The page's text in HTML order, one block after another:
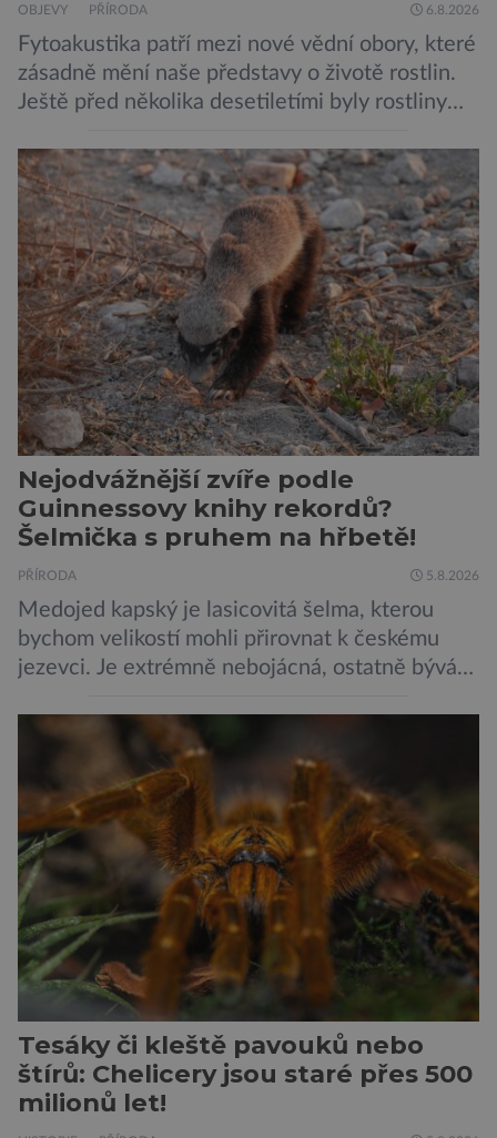
OBJEVY PŘÍRODA 6.8.2026
Fytoakustika patří mezi nové vědní obory, které
zásadně mění naše představy o životě rostlin.
Ještě před několika desetiletími byly rostliny
pouze reagují na změny prostředí. Moderní
výzkum však ukazuje, že skutečnost je mnohem
zajímavější. Rostliny totiž dokážou své okolí
vnímat prostřednictvím mechanických podnětů
a samy také vydávají zvuky […]
Nejodvážnější zvíře podle
Guinnessovy knihy rekordů?
Šelmička s pruhem na hřbetě!
PŘÍRODA 5.8.2026
Medojed kapský je lasicovitá šelma, kterou
bychom velikostí mohli přirovnat k českému
jezevci. Je extrémně nebojácná, ostatně bývá
této souvislosti je dokonce zapsána do
Guinnessovy knihy rekordů. Navzdory svému
názvu nežije pouze v jižní Africe, ale domovem
je mu valná část černého kontinentu a
vyskytuje se rovněž v oblastech […]
Tesáky či kleště pavouků nebo
štírů: Chelicery jsou staré přes 500
milionů let!